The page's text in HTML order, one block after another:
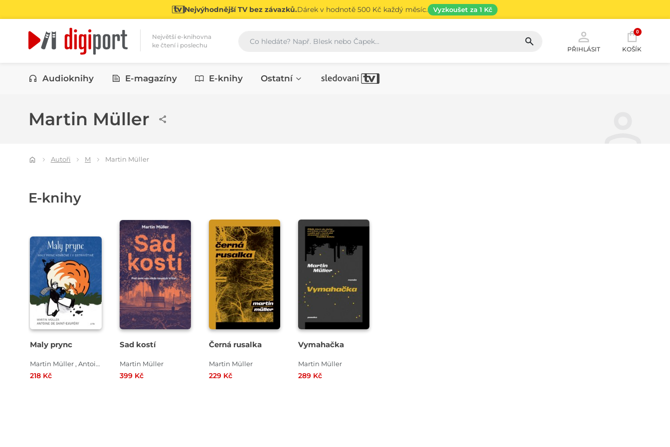
Nejvýhodnější TV bez závazků.Dárek v hodnotě 500 Kč každý měsíc. Vyzkoušet za 1 Kč
Největší e-knihovna
ke čtení i poslechu
Vyhledávání
PŘIHLÁSIT
0
KOŠÍK
Kategorie
Audioknihy E-magazíny E-knihy Ostatní
Martin Müller
Autoři M Martin Müller
E-knihy
Maly prync
Martin Müller , Antoine De Saint Exupéry
218 Kč
Sad kostí
Martin Müller
399 Kč
Černá rusalka
Martin Müller
229 Kč
Vymahačka
Martin Müller
289 Kč